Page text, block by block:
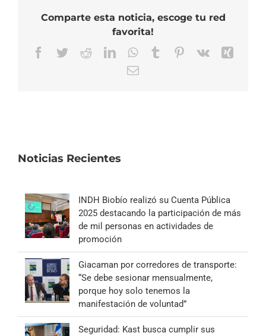
Comparte esta noticia, escoge tu red
favorita!
Facebook
TwitterRedditLinkedInWhatsApp
TumblrPinterest
Vk
Correo
Noticias Recientes
INDH Biobío realizó su Cuenta Pública
2025 destacando la participación de más
de mil personas en actividades de
promoción
Giacaman por corredores de transporte:
“Se debe sesionar mensualmente,
porque hoy solo tenemos la
manifestación de voluntad”
Seguridad: Kast busca cumplir sus